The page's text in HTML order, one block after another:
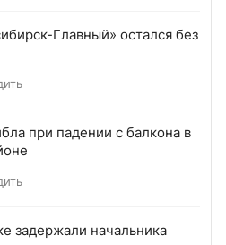
Главный» остался без
при падении с балкона в
задержали начальника